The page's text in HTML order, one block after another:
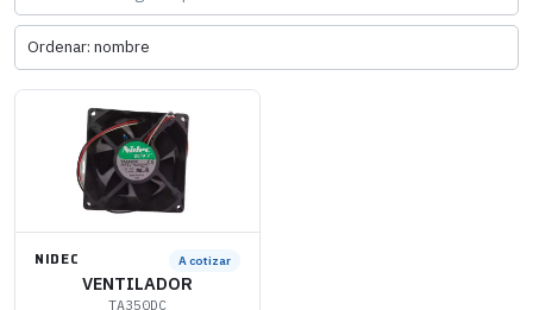
NIDEC A cotizar
VENTILADOR
TA350DC